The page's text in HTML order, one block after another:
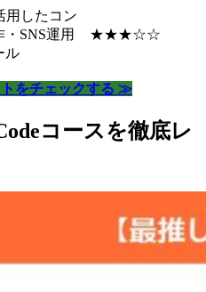
用したコン
SNS運用
ル
★★★☆☆
をチェックする ≫
コースを徹底レ